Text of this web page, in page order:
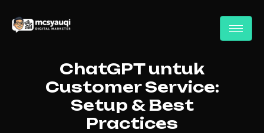
ChatGPT untuk
Customer Service:
Setup & Best
Practices